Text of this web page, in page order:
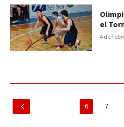
4 de
el
6 7